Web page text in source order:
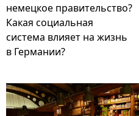
немецкое правительство?
Какая социальная
система влияет на жизнь
в Германии?